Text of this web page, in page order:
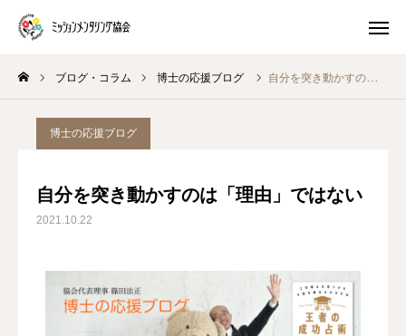
ブログ・コラム 博士の応援ブログ 自分を突き動かすのは「理由」ではない
博士の応援ブログ
自分を突き動かすのは「理由」ではない
2021.10.22
プレ講座
トイロキャラ解説
ミッションメンタリングとは